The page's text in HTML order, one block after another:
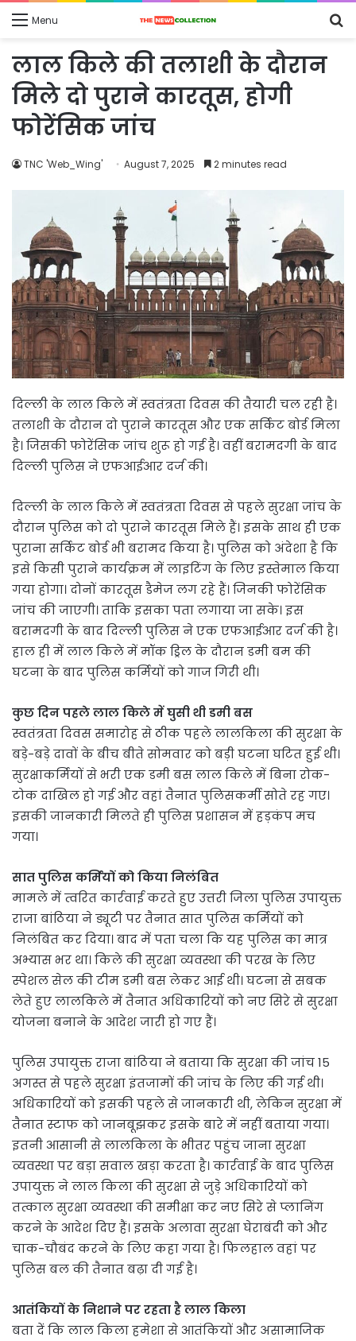
Menu
लाल किले की तलाशी के दौरान
मिले दो पुराने कारतूस, होगी
फोरेंसिक जांच
TNC 'Web_Wing' August 7, 2025 2 minutes read
दिल्ली के लाल किले में स्वतंत्रता दिवस की तैयारी चल रही है।
तलाशी के दौरान दो पुराने कारतूस और एक सर्किट बोर्ड मिला
है। जिसकी फोरेंसिक जांच शुरू हो गई है। वहीं बरामदगी के बाद
दिल्ली पुलिस ने एफआईआर दर्ज की।
दिल्ली के लाल किले में स्वतंत्रता दिवस से पहले सुरक्षा जांच के
दौरान पुलिस को दो पुराने कारतूस मिले हैं। इसके साथ ही एक
पुराना सर्किट बोर्ड भी बरामद किया है। पुलिस को अंदेशा है कि
इसे किसी पुराने कार्यक्रम में लाइटिंग के लिए इस्तेमाल किया
गया होगा। दोनों कारतूस डैमेज लग रहे हैं। जिनकी फोरेंसिक
जांच की जाएगी। ताकि इसका पता लगाया जा सके। इस
बरामदगी के बाद दिल्ली पुलिस ने एक एफआईआर दर्ज की है।
हाल ही में लाल किले में मॉक ड्रिल के दौरान डमी बम की
घटना के बाद पुलिस कर्मियों को गाज गिरी थी।
कुछ दिन पहले लाल किले में घुसी थी डमी बस
स्वतंत्रता दिवस समारोह से ठीक पहले लालकिला की सुरक्षा के
बड़े-बड़े दावों के बीच बीते सोमवार को बड़ी घटना घटित हुई थी।
सुरक्षाकर्मियों से भरी एक डमी बस लाल किले में बिना रोक-
टोक दाखिल हो गई और वहां तैनात पुलिसकर्मी सोते रह गए।
इसकी जानकारी मिलते ही पुलिस प्रशासन में हड़कंप मच
गया।
सात पुलिस कर्मियों को किया निलंबित
मामले में त्वरित कार्रवाई करते हुए उत्तरी जिला पुलिस उपायुक्त
राजा बांठिया ने ड्यूटी पर तैनात सात पुलिस कर्मियों को
निलंबित कर दिया। बाद में पता चला कि यह पुलिस का मात्र
अभ्यास भर था। किले की सुरक्षा व्यवस्था की परख के लिए
स्पेशल सेल की टीम डमी बस लेकर आई थी। घटना से सबक
लेते हुए लालकिले में तैनात अधिकारियों को नए सिरे से सुरक्षा
योजना बनाने के आदेश जारी हो गए हैं।
पुलिस उपायुक्त राजा बांठिया ने बताया कि सुरक्षा की जांच 15
अगस्त से पहले सुरक्षा इंतजामों की जांच के लिए की गई थी।
अधिकारियों को इसकी पहले से जानकारी थी, लेकिन सुरक्षा में
तैनात स्टाफ को जानबूझकर इसके बारे में नहीं बताया गया।
इतनी आसानी से लालकिला के भीतर पहुंच जाना सुरक्षा
व्यवस्था पर बड़ा सवाल खड़ा करता है। कार्रवाई के बाद पुलिस
उपायुक्त ने लाल किला की सुरक्षा से जुड़े अधिकारियों को
तत्काल सुरक्षा व्यवस्था की समीक्षा कर नए सिरे से प्लानिंग
करने के आदेश दिए हैं। इसके अलावा सुरक्षा घेराबंदी को और
चाक-चौबंद करने के लिए कहा गया है। फिलहाल वहां पर
पुलिस बल की तैनात बढ़ा दी गई है।
आतंकियों के निशाने पर रहता है लाल किला
बता दें कि लाल किला हमेशा से आतंकियों और असामाजिक